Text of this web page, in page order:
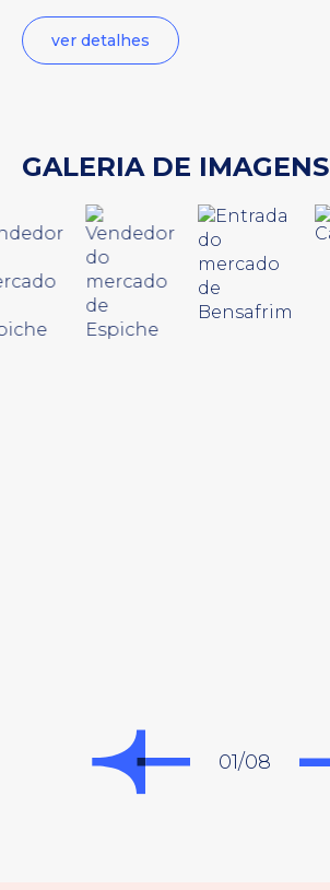
ver detalhes
GALERIA DE IMAGENS
01/08